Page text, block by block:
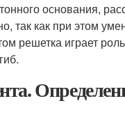
основания,
так как при этом
решетка играет